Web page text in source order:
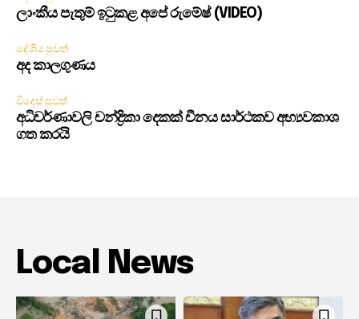
ලාංකීය පැතුම් ඉටුකළ අපේ රුමේෂ් (VIDEO)
දේශීය පුවත්
අද කාලගුණය
විදෙස් පුවත්
අධිවර්ණාවලි චන්ද්‍රිකා දෙකක් චීනය සාර්ථකව අභ්‍යවකාශ
ගත කරයි
Local News